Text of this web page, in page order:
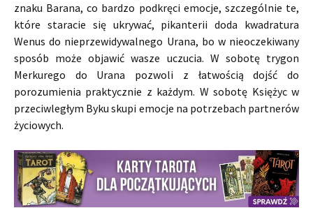
znaku Barana, co bardzo podkręci emocje, szczególnie te,
które staracie się ukrywać, pikanterii doda kwadratura
Wenus do nieprzewidywalnego Urana, bo w nieoczekiwany
sposób może objawić wasze uczucia. W sobotę trygon
Merkurego do Urana pozwoli z łatwością dojść do
porozumienia praktycznie z każdym. W sobotę Księżyc w
przeciwległym Byku skupi emocje na potrzebach partnerów
życiowych.